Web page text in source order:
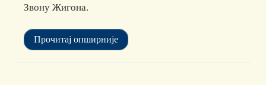
Звону Жигона.
Прочитај опширније